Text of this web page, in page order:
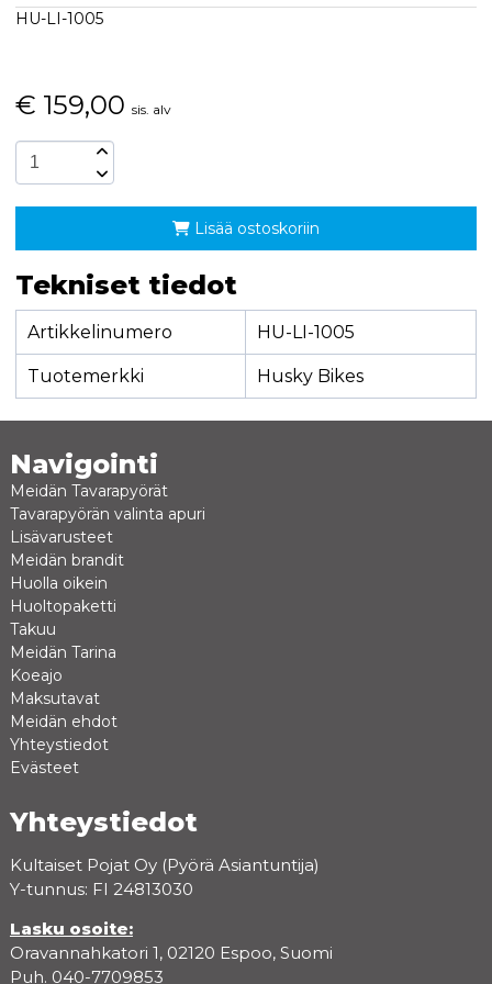
HU-LI-1005
€ 159,00 sis. alv
Lisää ostoskoriin
Tekniset tiedot
Artikkelinumero HU-LI-1005
Tuotemerkki Husky Bikes
Navigointi
Meidän Tavarapyörät
Tavarapyörän valinta apuri
Lisävarusteet
Meidän brandit
Huolla oikein
Huoltopaketti
Takuu
Meidän Tarina
Koeajo
Maksutavat
Meidän ehdot
Yhteystiedot
Evästeet
Yhteystiedot
Kultaiset Pojat Oy (Pyörä Asiantuntija)
Y-tunnus: FI 24813030
Lasku osoite:
Oravannahkatori 1, 02120 Espoo, Suomi
Puh. 040-7709853